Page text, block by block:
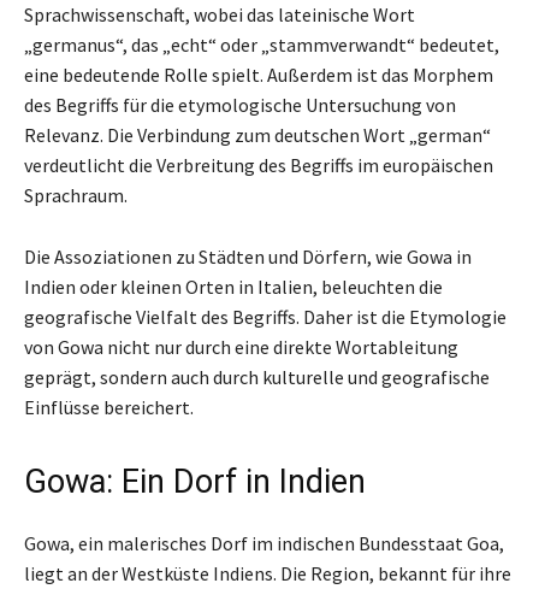
Sprachwissenschaft, wobei das lateinische Wort
„germanus“, das „echt“ oder „stammverwandt“ bedeutet,
eine bedeutende Rolle spielt. Außerdem ist das Morphem
des Begriffs für die etymologische Untersuchung von
Relevanz. Die Verbindung zum deutschen Wort „german“
verdeutlicht die Verbreitung des Begriffs im europäischen
Sprachraum.
Die Assoziationen zu Städten und Dörfern, wie Gowa in
Indien oder kleinen Orten in Italien, beleuchten die
geografische Vielfalt des Begriffs. Daher ist die Etymologie
von Gowa nicht nur durch eine direkte Wortableitung
geprägt, sondern auch durch kulturelle und geografische
Einflüsse bereichert.
Gowa: Ein Dorf in Indien
Gowa, ein malerisches Dorf im indischen Bundesstaat Goa,
liegt an der Westküste Indiens. Die Region, bekannt für ihre